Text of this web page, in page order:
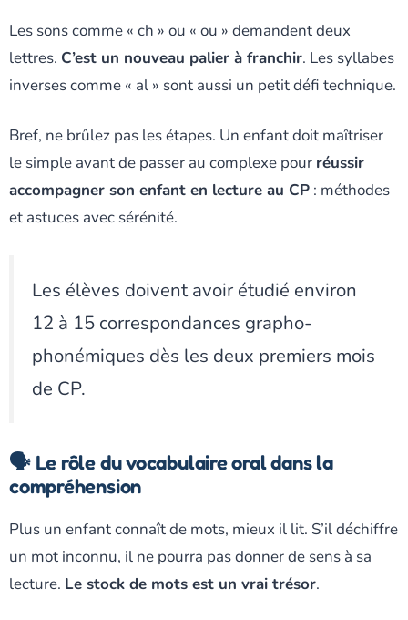
Les sons comme « ch » ou « ou » demandent deux
lettres. C’est un nouveau palier à franchir. Les syllabes
inverses comme « al » sont aussi un petit défi technique.
Bref, ne brûlez pas les étapes. Un enfant doit maîtriser
le simple avant de passer au complexe pour réussir
accompagner son enfant en lecture au CP : méthodes
et astuces avec sérénité.
Les élèves doivent avoir étudié environ
12 à 15 correspondances grapho-
phonémiques dès les deux premiers mois
de CP.
🗣️ Le rôle du vocabulaire oral dans la
compréhension
Plus un enfant connaît de mots, mieux il lit. S’il déchiffre
un mot inconnu, il ne pourra pas donner de sens à sa
lecture. Le stock de mots est un vrai trésor.